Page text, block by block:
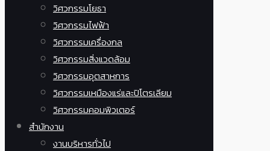
วิศวกรรมโยธา
วิศวกรรมไฟฟ้า
วิศวกรรมเครื่องกล
วิศวกรรมสิ่งแวดล้อม
วิศวกรรมอุตสาหการ
วิศวกรรมเหมืองแร่และปิโตรเลียม
วิศวกรรมคอมพิวเตอร์
สำนักงาน
งานบริหารทั่วไป